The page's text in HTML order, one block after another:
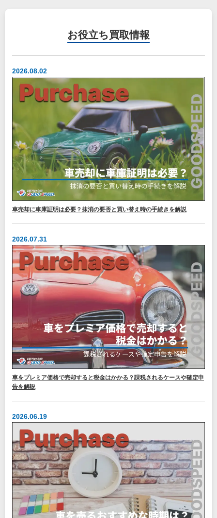
お役立ち 買取情報
2026.08.02
車売却に車庫証明は必要？抹消の要否と買い替え時の手続きを解説
2026.07.31
車をプレミア価格で売却すると税金はかかる？課税されるケースや確定申
告を解説
2026.06.19